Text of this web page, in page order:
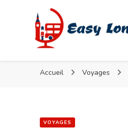
Easy London
Easy London
Accueil Voyages
VOYAGES